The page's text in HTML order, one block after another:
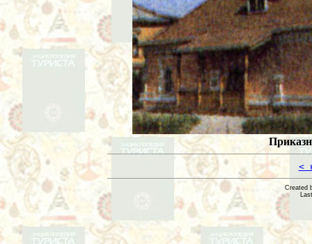
<
Created